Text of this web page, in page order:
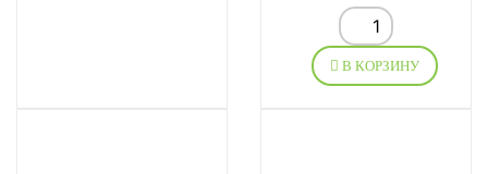
В КОРЗИНУ